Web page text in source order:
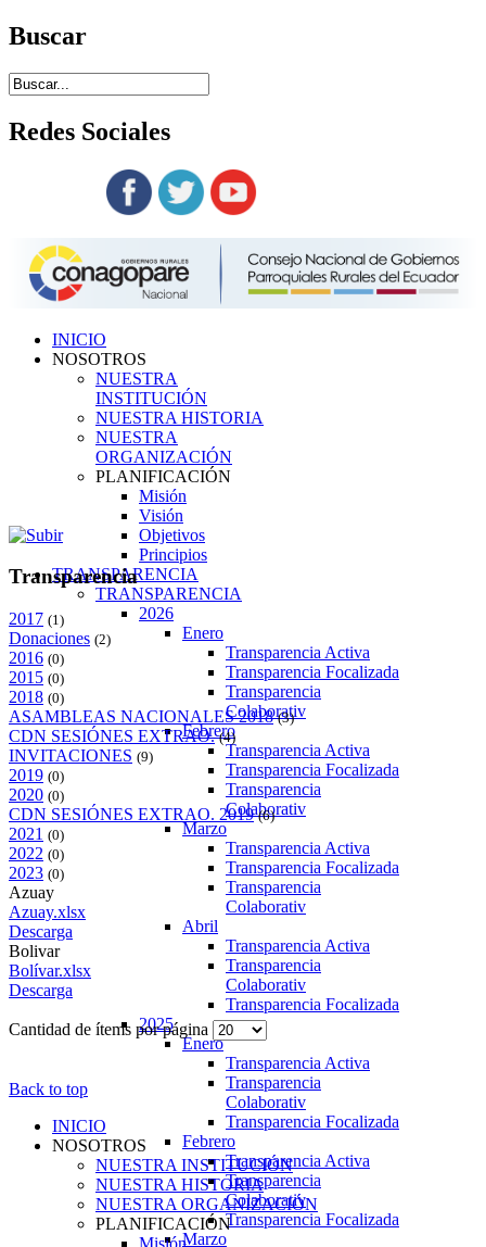
Buscar
Redes Sociales
INICIO
NOSOTROS
NUESTRA
INSTITUCIÓN
NUESTRA HISTORIA
NUESTRA
ORGANIZACIÓN
PLANIFICACIÓN
Misión
Visión
Objetivos
Principios
TRANSPARENCIA
TRANSPARENCIA
2026
Enero
Transparencia Activa
Transparencia Focalizada
Transparencia
Colaborativ
Febrero
Transparencia Activa
Transparencia Focalizada
Transparencia
Colaborativ
Marzo
Transparencia Activa
Transparencia Focalizada
Transparencia
Colaborativ
Abril
Transparencia Activa
Transparencia
Colaborativ
Transparencia Focalizada
2025
Enero
Transparencia Activa
Transparencia
Colaborativ
Transparencia Focalizada
Febrero
Transparencia Activa
Transparencia
Colaborativ
Transparencia Focalizada
Marzo
Transparencia
2017 (1)
Donaciones (2)
2016 (0)
2015 (0)
2018 (0)
ASAMBLEAS NACIONALES 2018 (3)
CDN SESIÓNES EXTRAO. (4)
INVITACIONES (9)
2019 (0)
2020 (0)
CDN SESIÓNES EXTRAO. 2019 (6)
2021 (0)
2022 (0)
2023 (0)
Azuay
Azuay.xlsx
Descarga
Bolivar
Bolívar.xlsx
Descarga
Cantidad de ítems por página
Back to top
INICIO
NOSOTROS
NUESTRA INSTITUCIÓN
NUESTRA HISTORIA
NUESTRA ORGANIZACIÓN
PLANIFICACIÓN
Misión